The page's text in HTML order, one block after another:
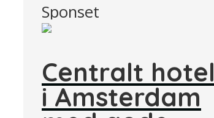
Sponset
Centralt hotel
i Amsterdam